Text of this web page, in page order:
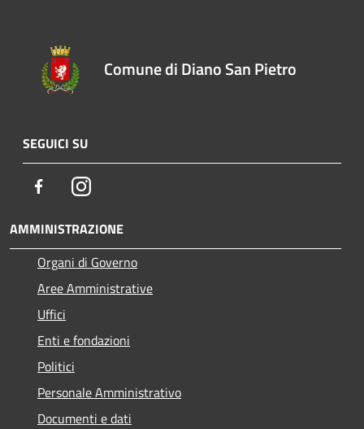
Comune di Diano San Pietro
SEGUICI SU
FacebookInstagram
AMMINISTRAZIONE
Organi di Governo
Aree Amministrative
Uffici
Enti e fondazioni
Politici
Personale Amministrativo
Documenti e dati